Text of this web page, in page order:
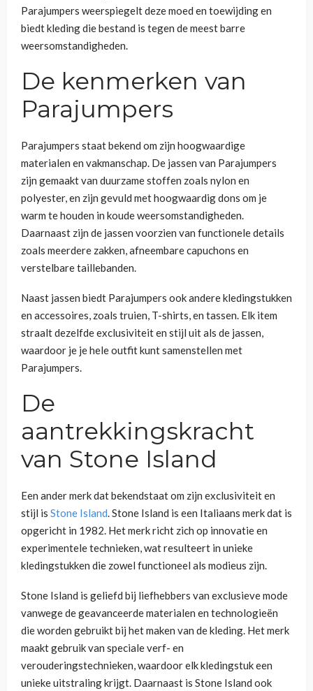
Parajumpers weerspiegelt deze moed en toewijding en
biedt kleding die bestand is tegen de meest barre
weersomstandigheden.
De kenmerken van
Parajumpers
Parajumpers staat bekend om zijn hoogwaardige
materialen en vakmanschap. De jassen van Parajumpers
zijn gemaakt van duurzame stoffen zoals nylon en
polyester, en zijn gevuld met hoogwaardig dons om je
warm te houden in koude weersomstandigheden.
Daarnaast zijn de jassen voorzien van functionele details
zoals meerdere zakken, afneembare capuchons en
verstelbare taillebanden.
Naast jassen biedt Parajumpers ook andere kledingstukken
en accessoires, zoals truien, T-shirts, en tassen. Elk item
straalt dezelfde exclusiviteit en stijl uit als de jassen,
waardoor je je hele outfit kunt samenstellen met
Parajumpers.
De
aantrekkingskracht
van Stone Island
Een ander merk dat bekendstaat om zijn exclusiviteit en
stijl is Stone Island. Stone Island is een Italiaans merk dat is
opgericht in 1982. Het merk richt zich op innovatie en
experimentele technieken, wat resulteert in unieke
kledingstukken die zowel functioneel als modieus zijn.
Stone Island is geliefd bij liefhebbers van exclusieve mode
vanwege de geavanceerde materialen en technologieën
die worden gebruikt bij het maken van de kleding. Het merk
maakt gebruik van speciale verf- en
verouderingstechnieken, waardoor elk kledingstuk een
unieke uitstraling krijgt. Daarnaast is Stone Island ook